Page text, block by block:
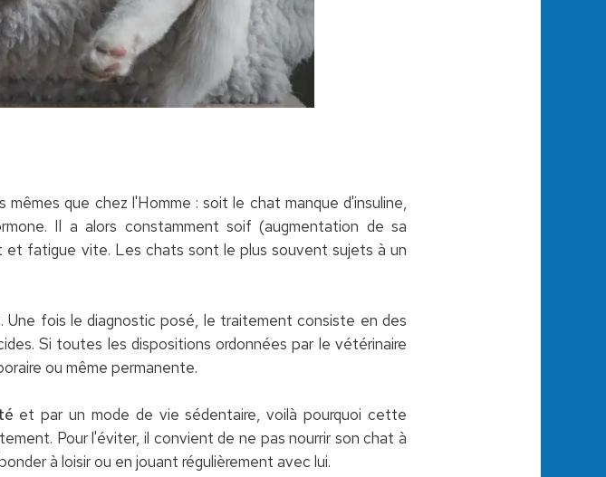
que chez l'Homme : soit le chat manque d'insuline,
Il a alors constamment soif (augmentation de sa
et fatigue vite. Les chats sont le plus souvent sujets à un
fois le diagnostic posé, le traitement consiste en des
Si toutes les dispositions ordonnées par le vétérinaire
ou même permanente.
et par un mode de vie sédentaire, voilà pourquoi cette
Pour l'éviter, il convient de ne pas nourrir son chat à
à loisir ou en jouant régulièrement avec lui.